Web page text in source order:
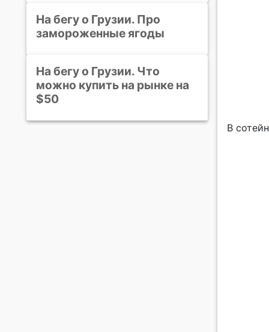
В
На бегу о Грузии. Про
замороженные ягоды
На бегу о Грузии. Что
можно купить на рынке на
$50